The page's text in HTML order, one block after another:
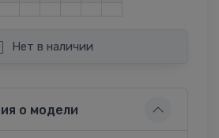
Нет в наличии
о модели